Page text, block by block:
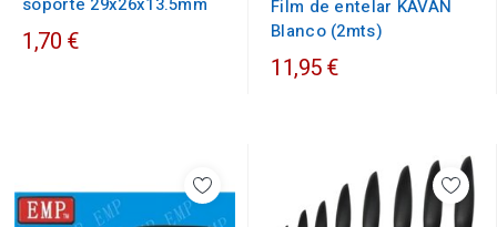
1,70 €
Film de entelar KAVAN
Blanco (2mts)
11,95 €